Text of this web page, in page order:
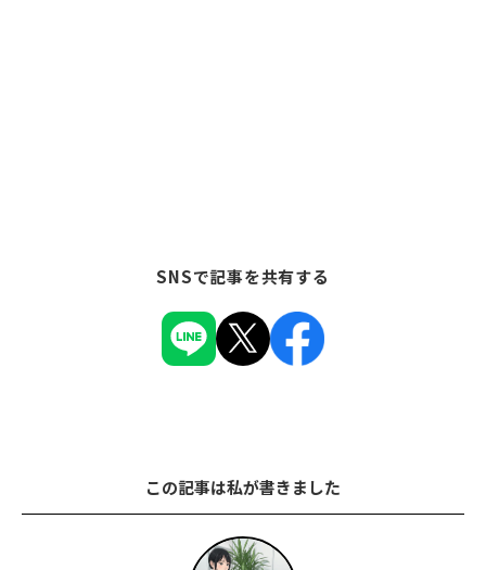
SNSで記事を共有する
この記事は私が書きました